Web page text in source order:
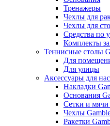
Тренажеры
Чехлы для
Чехлы для
Средства по
Комплекты
Теннисные столы
Для
Для улицы
Аксессуары для
Накладки
Основания
Сетки и мячи
Чехлы
Ракетки